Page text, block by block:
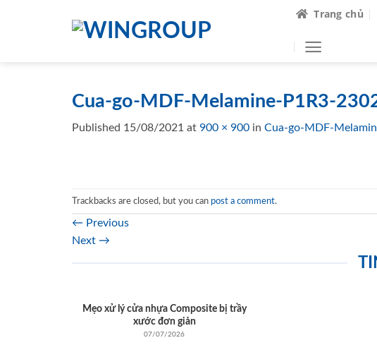
Trang chủ
Cua-go-MDF-Melamine-P1R3-
Published 15/08/2021 at 900 × 900 in Cua-go-MDF-
Trackbacks are closed, but you can post a comment.
← Previous
Next →
Mẹo xử lý cửa nhựa Composite bị trầy
xước đơn giản
07/07/2026